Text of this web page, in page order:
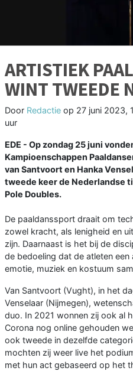
ARTISTIEK
WINT TWEEDE
Door Redactie op 27 juni 2023,
uur
EDE - Op zondag 25 juni
Kampioenschappen
van Santvoort en Hanka
tweede keer de Nederlandse
Pole Doubles.
De paaldanssport draait om
zowel kracht, als lenigheid en
zijn. Daarnaast is het bij de
de bedoeling dat de atleten
emotie, muziek en kostuum
Van Santvoort (Vught), in het
Venselaar (Nijmegen),
duo. In 2021 wonnen zij ook al
Corona nog online gehouden
ook tweede in dezelfde
mochten zij weer live het
met hun act gebaseerd op het